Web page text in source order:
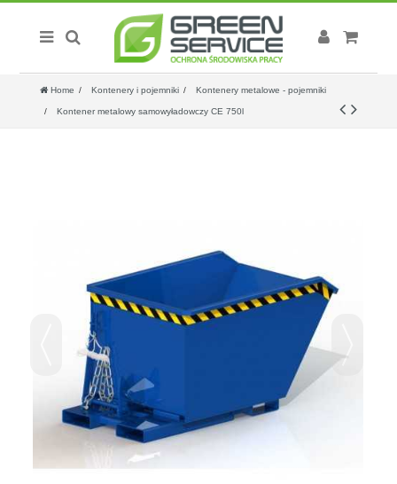
Home Kontenery i pojemniki Kontenery metalowe - pojemniki
Kontener metalowy samowyładowczy CE 750l